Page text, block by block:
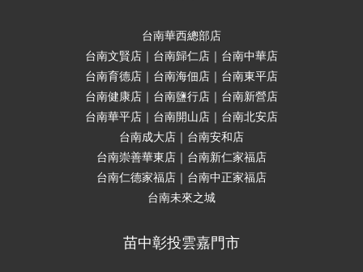
台南華西總部店
台南文賢店｜台南歸仁店｜台南中華店
台南育德店｜台南海佃店｜台南東平店
台南健康店｜台南鹽行店｜台南新營店
台南華平店｜台南開山店｜台南北安店
台南成大店｜台南安和店
台南崇善華東店｜台南新仁家福店
台南仁德家福店｜台南中正家福店
台南未來之城
苗中彰投雲嘉門市